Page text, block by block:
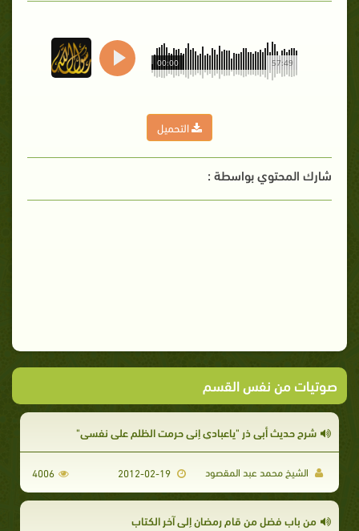
57:49
00:00
التحميل
شارك المحتوي بواسطة :
صوتيات من نفس القسم
شرح حديث أبي ذر "ياعبادي إني حرمت الظلم على نفسي"
الشيخ محمد عبد المقصود 4006
من باب فضل من قام رمضان إلى آخر الكتاب